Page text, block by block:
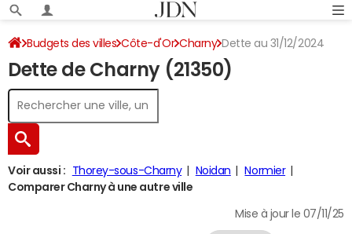
Budgets des villes Côte-d'Or Charny Dette au 31/12/2024
Dette de Charny (21350)
Voir aussi : Thorey-sous-Charny Noidan
Normier
Comparer Charny à une autre ville
Mise à jour le 07/11/25